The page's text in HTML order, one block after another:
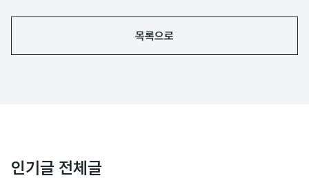
목록으로
인기글 전체글